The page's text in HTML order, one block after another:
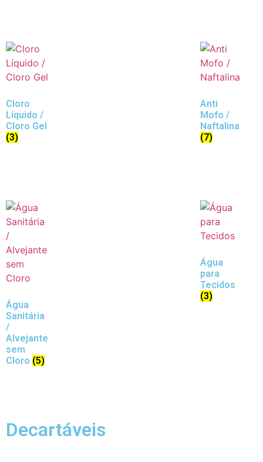
Cloro
Líquido /
Cloro Gel
(3)
Anti
Mofo /
Naftalina
(7)
Água
Sanitária
/
Alvejante
sem
Cloro (5)
Água
para
Tecidos
(3)
Decartáveis